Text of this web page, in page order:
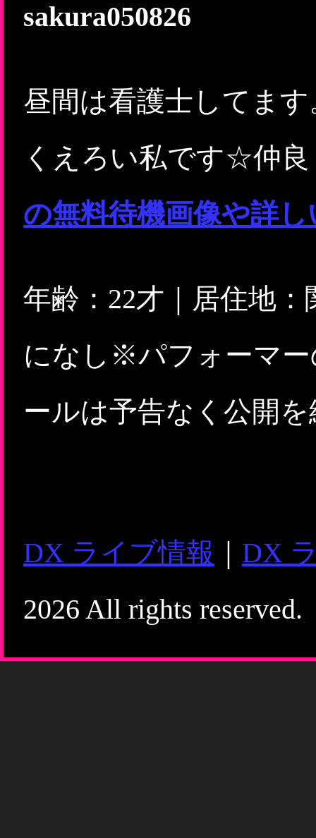
sakura050826
昼間は看護士してま
くえろい私です☆仲
の無料待機画像や詳
年齢：22才｜居住地
になし※パフォーマー
ールは予告なく公開
DX ライブ情報
DX
2026 All rights reserved.